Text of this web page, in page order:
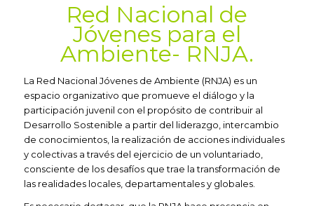
Red Nacional de
Jóvenes para el
Ambiente- RNJA.
La Red Nacional Jóvenes de Ambiente (RNJA) es un
espacio organizativo que promueve el diálogo y la
participación juvenil con el propósito de contribuir al
Desarrollo Sostenible a partir del liderazgo, intercambio
de conocimientos, la realización de acciones individuales
y colectivas a través del ejercicio de un voluntariado,
consciente de los desafíos que trae la transformación de
las realidades locales, departamentales y globales.